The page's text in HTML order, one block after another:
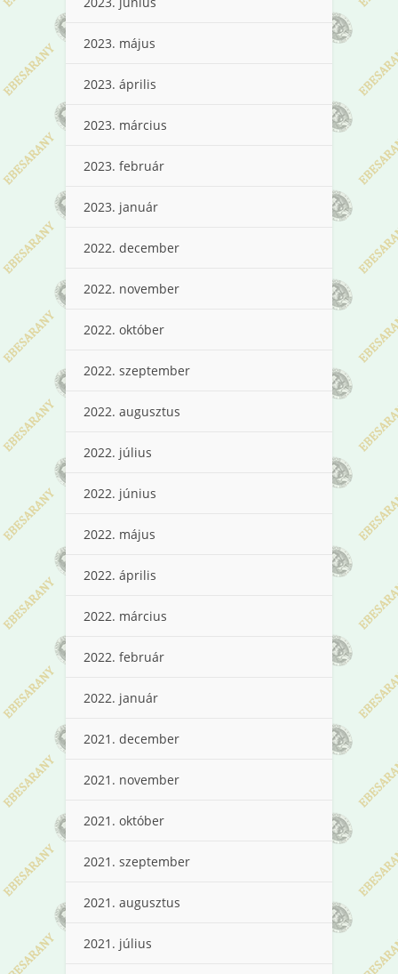
2023. május
2023. április
2023. március
2023. február
2023. január
2022. december
2022. november
2022. október
2022. szeptember
2022. augusztus
2022. július
2022. június
2022. május
2022. április
2022. március
2022. február
2022. január
2021. december
2021. november
2021. október
2021. szeptember
2021. augusztus
2021. július